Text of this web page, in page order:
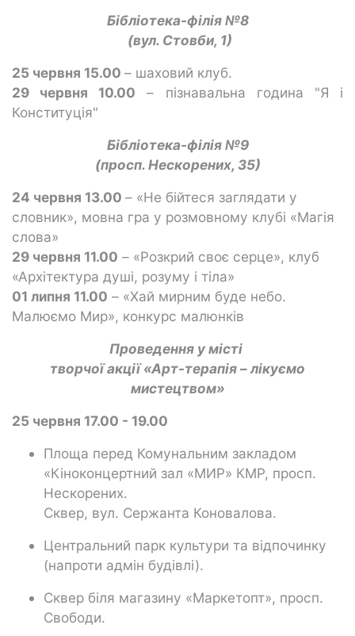
Бібліотека-філія №8
(вул. Стовби, 1)
25 червня 15.00 – шаховий клуб.
29 червня 10.00 – пізнавальна година "Я і
Конституція"
Бібліотека-філія №9
(просп. Нескорених, 35)
24 червня 13.00 – «Не бійтеся заглядати у
словник», мовна гра у розмовному клубі «Магія
слова»
29 червня 11.00 – «Розкрий своє серце», клуб
«Архітектура душі, розуму і тіла»
01 липня 11.00 – «Хай мирним буде небо.
Малюємо Мир», конкурс малюнків
Проведення у місті
творчої акції «Арт-терапія – лікуємо
мистецтвом»
25 червня 17.00 - 19.00
Площа перед Комунальним закладом
«Кіноконцертний зал «МИР» КМР, просп.
Нескорених.
Сквер, вул. Сержанта Коновалова.
Центральний парк культури та відпочинку
(напроти адмін будівлі).
Сквер біля магазину «Маркетопт», просп.
Свободи.